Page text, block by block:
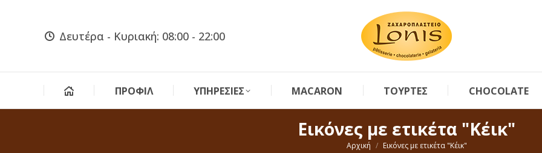
Δευτέρα - Κυριακή: 08:00 - 22:00
ΠΡΟΦΙΛ ΥΠΗΡΕΣΙΕΣ MACARON ΤΟΥΡΤΕΣ CHOCOLATE
Εικόνες με ετικέτα "Κέικ"
You are here:
Αρχική Εικόνες με ετικέτα "Κέικ"